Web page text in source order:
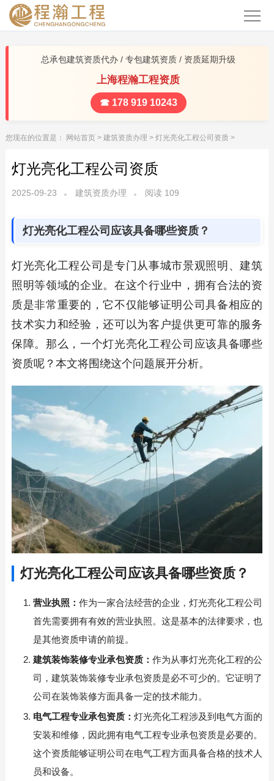
总承包建筑资质代办 / 专包建筑资质 / 资质延期升级
上海程瀚工程资质
☎ 178 919 10243
您现在的位置是： 网站首页> 建筑资质办理 > 灯光亮化工程公司资质>
灯光亮化工程公司资质
2025-09-23 建筑资质办理 阅读 109
灯光亮化工程公司应该具备哪些资质？
灯光亮化工程公司是专门从事城市景观照明、建筑
照明等领域的企业。在这个行业中，拥有合法的资
质是非常重要的，它不仅能够证明公司具备相应的
技术实力和经验，还可以为客户提供更可靠的服务
保障。那么，一个灯光亮化工程公司应该具备哪些
资质呢？本文将围绕这个问题展开分析。
灯光亮化工程公司应该具备哪些资质？
营业执照： 作为一家合法经营的企业，灯光亮化工程公司
首先需要拥有有效的营业执照。这是基本的法律要求，也
是其他资质申请的前提。
建筑装饰装修专业承包资质： 作为从事灯光亮化工程的公
司，建筑装饰装修专业承包资质是必不可少的。它证明了
公司在装饰装修方面具备一定的技术能力。
电气工程专业承包资质： 灯光亮化工程涉及到电气方面的
安装和维修，因此拥有电气工程专业承包资质是必要的。
这个资质能够证明公司在电气工程方面具备合格的技术人
员和设备。